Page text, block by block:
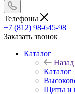
Телефоны
+7 (812) 98-645-98
Заказать звонок
Каталог
Назад
Каталог
Щиты и